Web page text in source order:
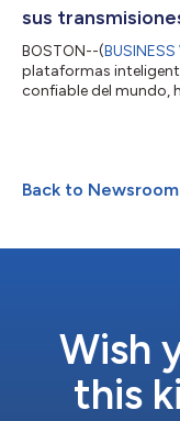
sus
BOSTON--(BUSINESS
plataformas
confiable del mundo,
código, las nuevas
hacen más asequible
comunicación,
Back to Newsroom
Wish
this